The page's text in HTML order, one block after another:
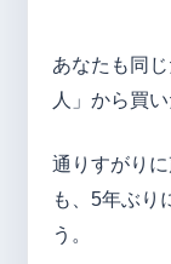
あなたも同
人」から買
通りすがり
も、5年ぶり
う。